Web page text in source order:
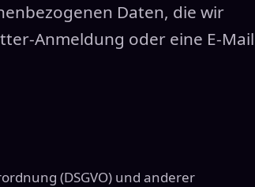
Daten, die wir
Anmeldung oder eine E-
(DSGVO) und anderer